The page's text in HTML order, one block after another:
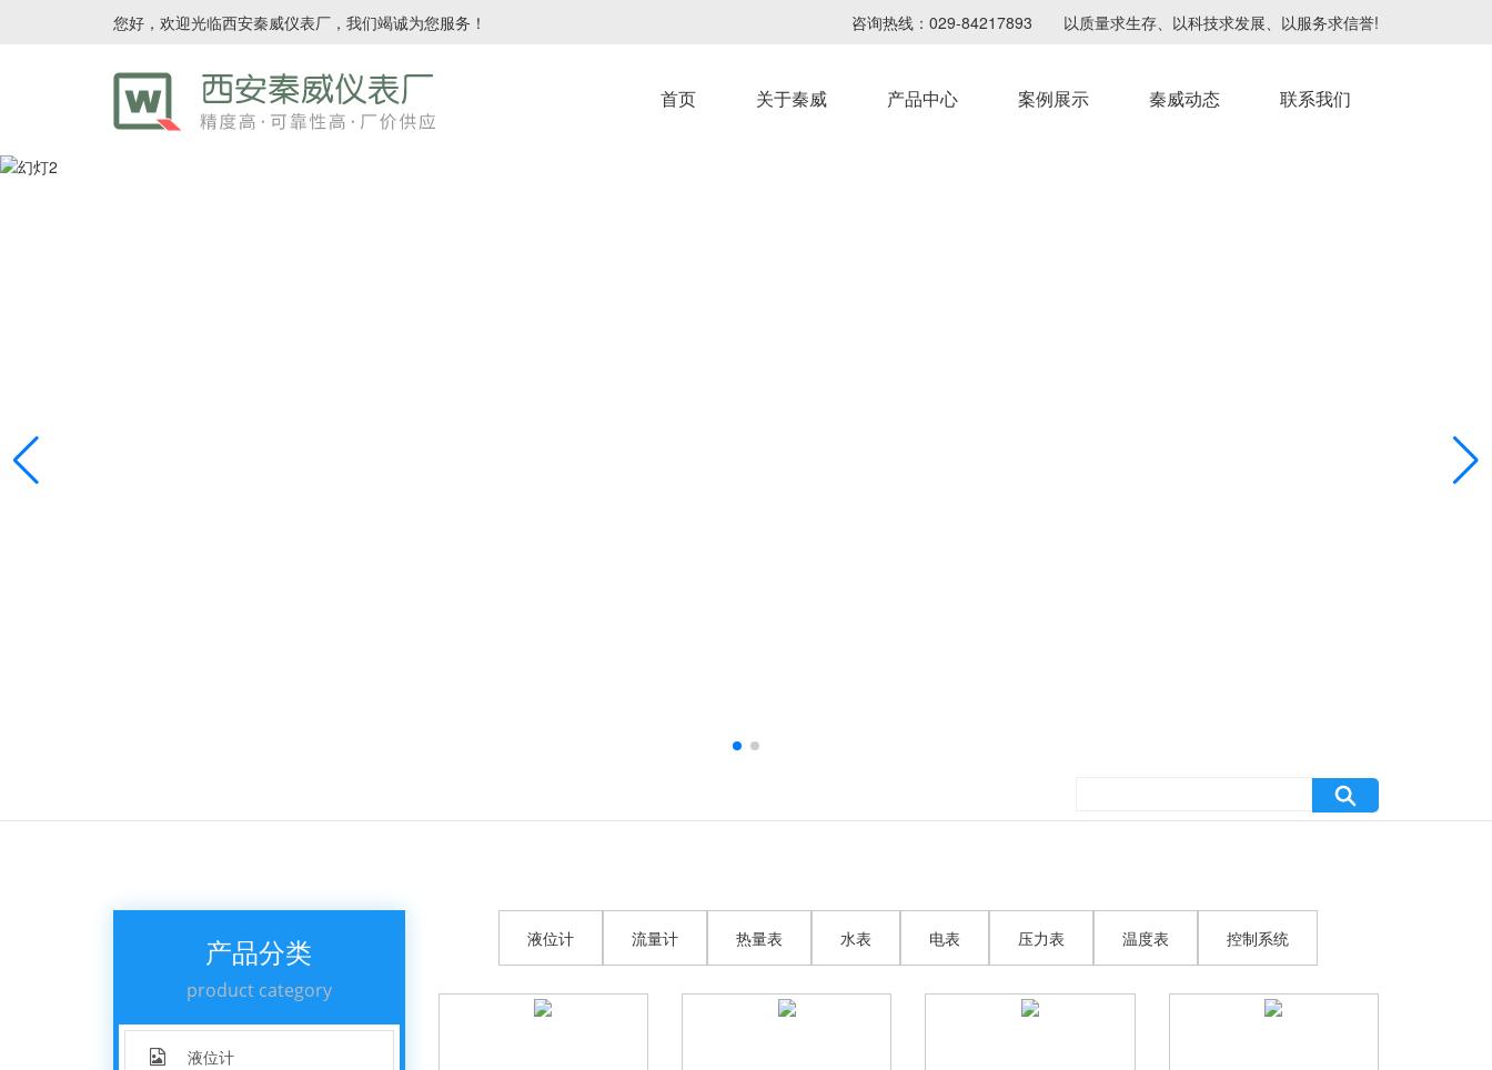
您好，欢迎光临西安秦威仪表厂，我们竭诚为您服务！ 咨询热线：029-84217893 以质量求生存、以科技求发展、以服务求信誉!
首页 关于秦威 产品中心 案例展示 秦威动态 联系我们
产品分类
product category
液位计
液位计 流量计 热量表 水表 电表 压力表 温度表 控制系统